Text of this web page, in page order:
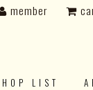
LIST
member